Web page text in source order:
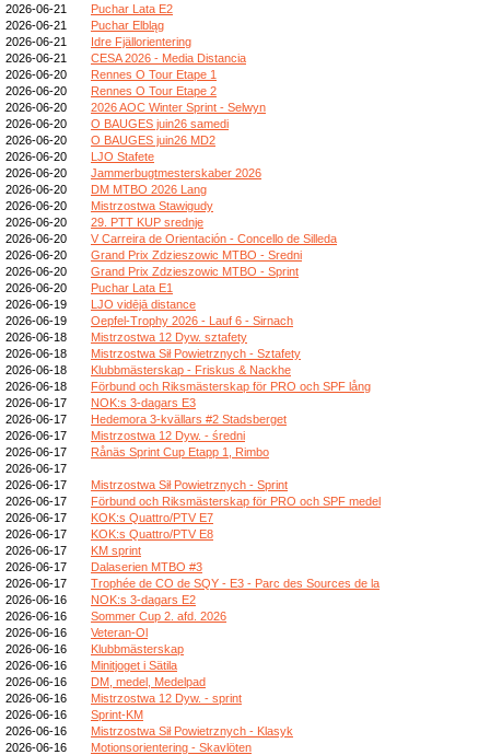
2026-06-21
Puchar Lata E2
2026-06-21
Puchar Elbląg
2026-06-21
Idre Fjällorientering
2026-06-21
CESA 2026 - Media Distancia
2026-06-20
Rennes O Tour Etape 1
2026-06-20
Rennes O Tour Etape 2
2026-06-20
2026 AOC Winter Sprint - Selwyn
2026-06-20
O BAUGES juin26 samedi
2026-06-20
O BAUGES juin26 MD2
2026-06-20
LJO Stafete
2026-06-20
Jammerbugtmesterskaber 2026
2026-06-20
DM MTBO 2026 Lang
2026-06-20
Mistrzostwa Stawigudy
2026-06-20
29. PTT KUP srednje
2026-06-20
V Carreira de Orientación - Concello de Silleda
2026-06-20
Grand Prix Zdzieszowic MTBO - Sredni
2026-06-20
Grand Prix Zdzieszowic MTBO - Sprint
2026-06-20
Puchar Lata E1
2026-06-19
LJO vidējā distance
2026-06-19
Oepfel-Trophy 2026 - Lauf 6 - Sirnach
2026-06-18
Mistrzostwa 12 Dyw. sztafety
2026-06-18
Mistrzostwa Sił Powietrznych - Sztafety
2026-06-18
Klubbmästerskap - Friskus & Nackhe
2026-06-18
Förbund och Riksmästerskap för PRO och SPF lång
2026-06-17
NOK:s 3-dagars E3
2026-06-17
Hedemora 3-kvällars #2 Stadsberget
2026-06-17
Mistrzostwa 12 Dyw. - średni
2026-06-17
Rånäs Sprint Cup Etapp 1, Rimbo
2026-06-17
2026-06-17
Mistrzostwa Sił Powietrznych - Sprint
2026-06-17
Förbund och Riksmästerskap för PRO och SPF medel
2026-06-17
KOK:s Quattro/PTV E7
2026-06-17
KOK:s Quattro/PTV E8
2026-06-17
KM sprint
2026-06-17
Dalaserien MTBO #3
2026-06-17
Trophée de CO de SQY - E3 - Parc des Sources de la
2026-06-16
NOK:s 3-dagars E2
2026-06-16
Sommer Cup 2. afd. 2026
2026-06-16
Veteran-Ol
2026-06-16
Klubbmästerskap
2026-06-16
Minitjoget i Sätila
2026-06-16
DM, medel, Medelpad
2026-06-16
Mistrzostwa 12 Dyw. - sprint
2026-06-16
Sprint-KM
2026-06-16
Mistrzostwa Sił Powietrznych - Klasyk
2026-06-16
Motionsorientering - Skavlöten